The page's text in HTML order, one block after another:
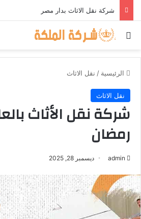
شركة نقل الاثاث بدار مصر
بحث عن
الرئيسية / نقل الاثاث
نقل الاثاث
شركة نقل الأثاث
رمضان
admin ديسمبر 28, 2025